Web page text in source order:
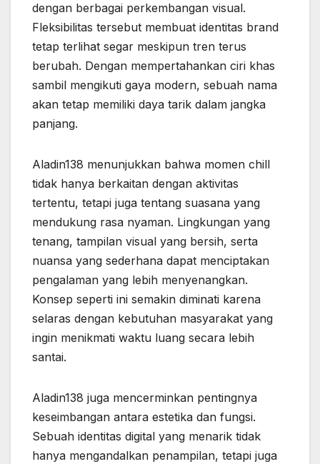
dengan berbagai perkembangan visual.
Fleksibilitas tersebut membuat identitas brand
tetap terlihat segar meskipun tren terus
berubah. Dengan mempertahankan ciri khas
sambil mengikuti gaya modern, sebuah nama
akan tetap memiliki daya tarik dalam jangka
panjang.
Aladin138 menunjukkan bahwa momen chill
tidak hanya berkaitan dengan aktivitas
tertentu, tetapi juga tentang suasana yang
mendukung rasa nyaman. Lingkungan yang
tenang, tampilan visual yang bersih, serta
nuansa yang sederhana dapat menciptakan
pengalaman yang lebih menyenangkan.
Konsep seperti ini semakin diminati karena
selaras dengan kebutuhan masyarakat yang
ingin menikmati waktu luang secara lebih
santai.
Aladin138 juga mencerminkan pentingnya
keseimbangan antara estetika dan fungsi.
Sebuah identitas digital yang menarik tidak
hanya mengandalkan penampilan, tetapi juga